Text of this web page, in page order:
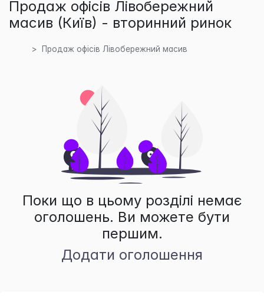
Продаж офісів Лівобережний
масив (Київ) - вторинний ринок
Продаж офісів Лівобережний масив
Поки що в цьому розділі немає
оголошень. Ви можете бути
першим.
Додати оголошення